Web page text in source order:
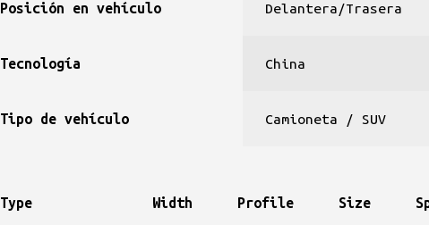
Posición en vehículo Delantera/Trasera
Tecnología China
Tipo de vehículo Camioneta / SUV
Type Width Profile Size